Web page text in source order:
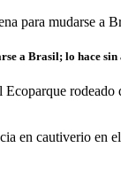
para mudarse a
a Brasil; lo hace sin
en cautiverio en